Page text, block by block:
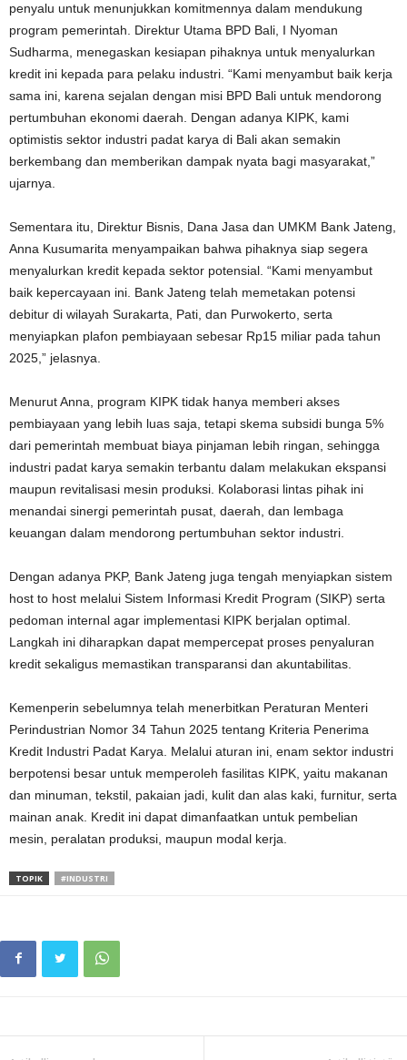
penyalu untuk menunjukkan komitmennya dalam mendukung
program pemerintah. Direktur Utama BPD Bali, I Nyoman
Sudharma, menegaskan kesiapan pihaknya untuk menyalurkan
kredit ini kepada para pelaku industri. “Kami menyambut baik kerja
sama ini, karena sejalan dengan misi BPD Bali untuk mendorong
pertumbuhan ekonomi daerah. Dengan adanya KIPK, kami
optimistis sektor industri padat karya di Bali akan semakin
berkembang dan memberikan dampak nyata bagi masyarakat,”
ujarnya.
Sementara itu, Direktur Bisnis, Dana Jasa dan UMKM Bank Jateng,
Anna Kusumarita menyampaikan bahwa pihaknya siap segera
menyalurkan kredit kepada sektor potensial. “Kami menyambut
baik kepercayaan ini. Bank Jateng telah memetakan potensi
debitur di wilayah Surakarta, Pati, dan Purwokerto, serta
menyiapkan plafon pembiayaan sebesar Rp15 miliar pada tahun
2025,” jelasnya.
Menurut Anna, program KIPK tidak hanya memberi akses
pembiayaan yang lebih luas saja, tetapi skema subsidi bunga 5%
dari pemerintah membuat biaya pinjaman lebih ringan, sehingga
industri padat karya semakin terbantu dalam melakukan ekspansi
maupun revitalisasi mesin produksi. Kolaborasi lintas pihak ini
menandai sinergi pemerintah pusat, daerah, dan lembaga
keuangan dalam mendorong pertumbuhan sektor industri.
Dengan adanya PKP, Bank Jateng juga tengah menyiapkan sistem
host to host melalui Sistem Informasi Kredit Program (SIKP) serta
pedoman internal agar implementasi KIPK berjalan optimal.
Langkah ini diharapkan dapat mempercepat proses penyaluran
kredit sekaligus memastikan transparansi dan akuntabilitas.
Kemenperin sebelumnya telah menerbitkan Peraturan Menteri
Perindustrian Nomor 34 Tahun 2025 tentang Kriteria Penerima
Kredit Industri Padat Karya. Melalui aturan ini, enam sektor industri
berpotensi besar untuk memperoleh fasilitas KIPK, yaitu makanan
dan minuman, tekstil, pakaian jadi, kulit dan alas kaki, furnitur, serta
mainan anak. Kredit ini dapat dimanfaatkan untuk pembelian
mesin, peralatan produksi, maupun modal kerja.
TOPIK #INDUSTRI